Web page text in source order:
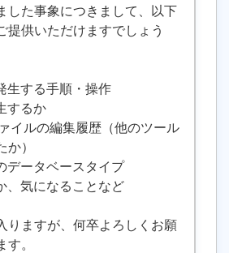
した事象につきまして、以下
提供いただけますでしょう
生する手順・操作
するか
イルの編集履歴（他のツール
）
データベースタイプ
、気になることなど
りますが、何卒よろしくお願
。